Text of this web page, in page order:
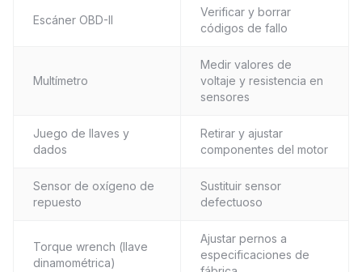
Escáner OBD-II
Verificar y borrar
códigos de fallo
Multímetro
Medir valores de
voltaje y resistencia en
sensores
Juego de llaves y
dados
Retirar y ajustar
componentes del motor
Sensor de oxígeno de
repuesto
Sustituir sensor
defectuoso
Torque wrench (llave
dinamométrica)
Ajustar pernos a
especificaciones de